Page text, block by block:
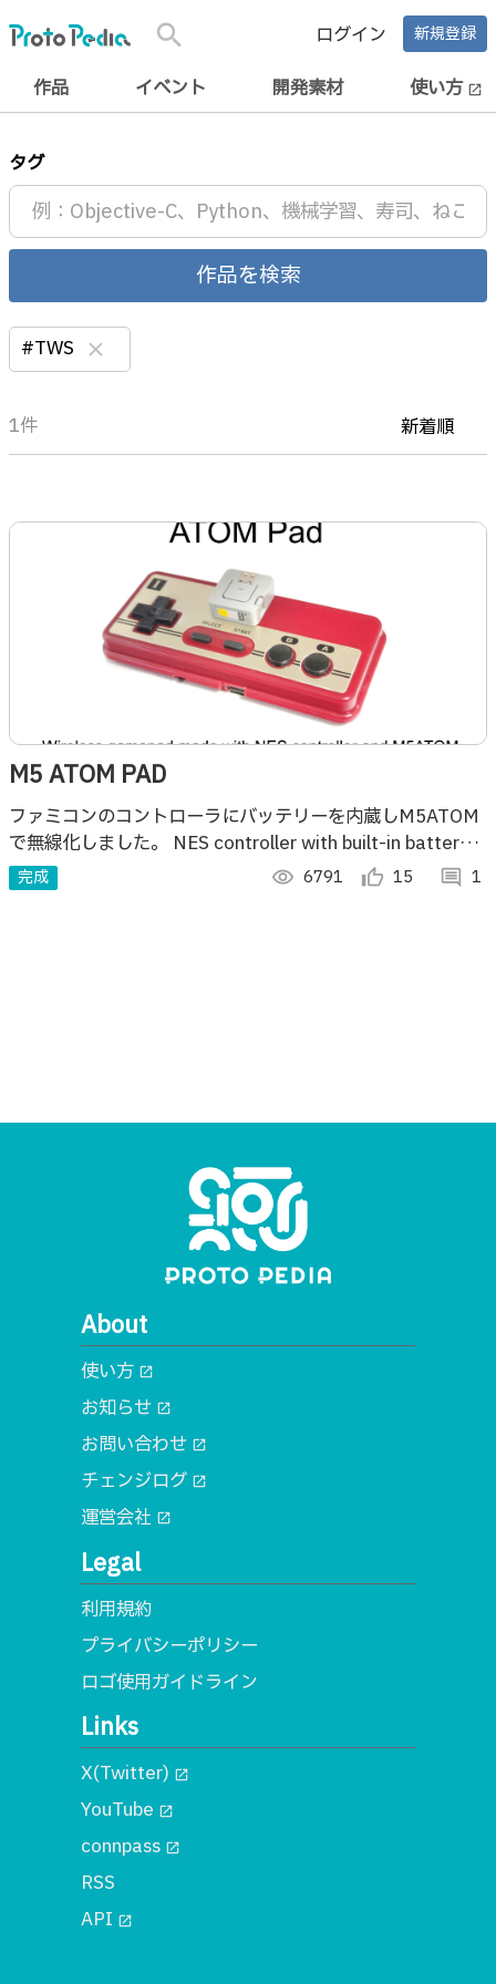
search ログイン 新規登録
作品 イベント 開発素材 使い方 open_in_new
タグ
作品を検索
#TWS clear
1件 新着順
M5 ATOM PAD
ファミコンのコントローラにバッテリーを内蔵しM5ATOM
で無線化しました。 NES controller with built-in battery
and wireless with M5ATOM.
完成 visibility 6791 thumb_up_alt 15 comment 1
About
使い方 open_in_new
お知らせ open_in_new
お問い合わせ open_in_new
チェンジログ open_in_new
運営会社 open_in_new
Legal
利用規約
プライバシーポリシー
ロゴ使用ガイドライン
Links
X(Twitter) open_in_new
YouTube open_in_new
connpass open_in_new
RSS
API open_in_new